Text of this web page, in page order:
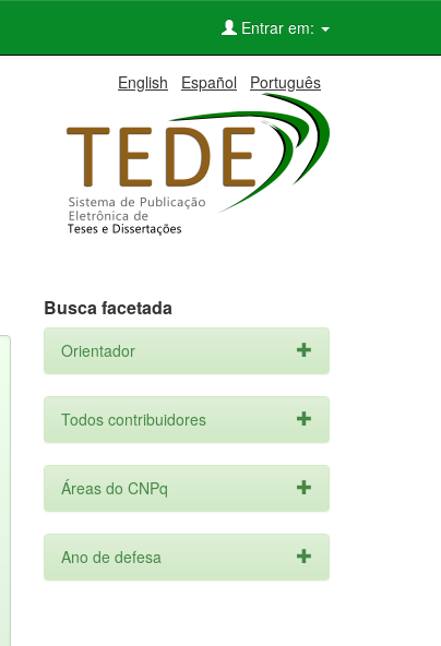
Entrar em:
English Español Português
Busca facetada
Orientador
Todos contribuidores
Áreas do CNPq
Ano de defesa